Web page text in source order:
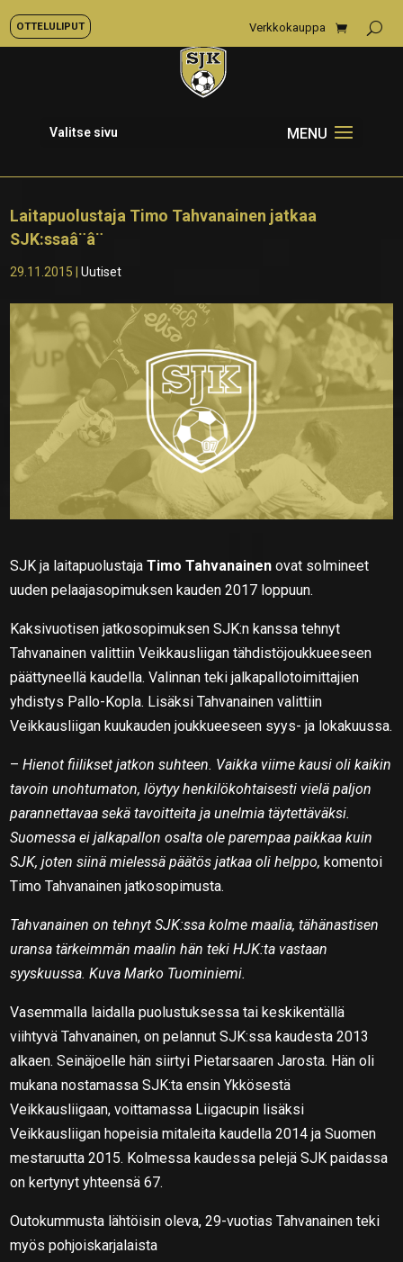
OTTELULIPUT Verkkokauppa
Valitse sivu
Laitapuolustaja Timo Tahvanainen jatkaa
SJK:ssaâ¨â¨
29.11.2015 |Uutiset
SJK ja laitapuolustajaTimo Tahvanainen ovat solmineet
uuden pelaajasopimuksen kauden 2017 loppuun.
Kaksivuotisen jatkosopimuksen SJK:n kanssa tehnyt
Tahvanainen valittiin Veikkausliigan tähdistöjoukkueeseen
päättyneellä kaudella. Valinnan teki jalkapallotoimittajien
yhdistys Pallo-Kopla. Lisäksi Tahvanainen valittiin
Veikkausliigan kuukauden joukkueeseen syys- ja lokakuussa.
–Hienot fiilikset jatkon suhteen. Vaikka viime kausi oli kaikin
tavoin unohtumaton, löytyy henkilökohtaisesti vielä paljon
parannettavaa sekä tavoitteita ja unelmia täytettäväksi.
Suomessa ei jalkapallon osalta ole parempaa paikkaa kuin
SJK, joten siinä mielessä päätös jatkaa oli helppo, komentoi
Timo Tahvanainen jatkosopimusta.
Tahvanainen on tehnyt SJK:ssa kolme maalia, tähänastisen
uransa tärkeimmän maalin hän teki HJK:ta vastaan
syyskuussa. Kuva Marko Tuominiemi.
Vasemmalla laidalla puolustuksessa tai keskikentällä
viihtyvä Tahvanainen, on pelannut SJK:ssa kaudesta 2013
alkaen. Seinäjoelle hän siirtyi Pietarsaaren Jarosta. Hän oli
mukana nostamassa SJK:ta ensin Ykkösestä
Veikkausliigaan, voittamassa Liigacupin lisäksi
Veikkausliigan hopeisia mitaleita kaudella 2014 ja Suomen
mestaruutta 2015. Kolmessa kaudessa pelejä SJK paidassa
on kertynyt yhteensä 67.
Outokummusta lähtöisin oleva, 29-vuotias Tahvanainen teki
myös pohjoiskarjalaista